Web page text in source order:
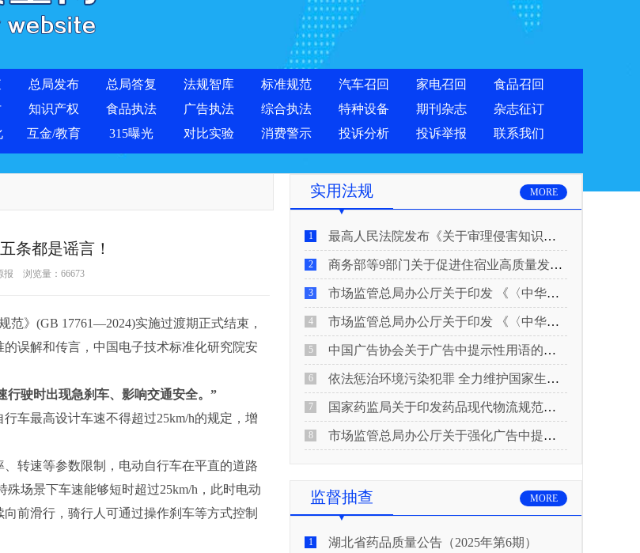
总局发布 总局答复 法规智库 标准规范 汽车召回 家电召回
食品召回
知识产权 食品执法 广告执法 综合执法 特种设备 期刊杂志
杂志征订
互金/教育 315曝光 对比实验 消费警示 投诉分析 投诉举报 联系我们
条都是谣言！
报 浏览量： 66673
》(GB 17761—2024)实施过渡期正式结束，
误解和传言，中国电子技术标准化研究院安
驶时出现急刹车、影响交通安全。”
车最高设计车速不得超过25km/h的规定，增
转速等参数限制，电动自行车在平直的道路
殊场景下车速能够短时超过25km/h，此时电动
前滑行，骑行人可通过操作刹车等方式控制
实用法规 MORE
1 最高人民法院发布《关于审理侵害知识产权民事纠纷案件适用惩罚性赔偿的解释》
2 商务部等9部门关于促进住宿业高质量发展的指导意见
3 市场监管总局办公厅关于印发 《〈中华人民共和国广告法〉适用问题 执法指南（二）》的通知
4 市场监管总局办公厅关于印发 《〈中华人民共和国广告法〉适用问题 执法指南（一）》的通知
5 中国广告协会关于广告中提示性用语的合规风险提示
6 依法惩治环境污染犯罪 全力维护国家生态安全 “两高”公布《关于修改〈最高人民法院、最高人民检察院关于办理环境污染刑事案件适用法律若干问题的解释〉的决定》
7 国家药监局关于印发药品现代物流规范化建设指导意见的通知
8 市场监管总局办公厅关于强化广告中提示性用语监管工作的通知
监督抽查 MORE
1 湖北省药品质量公告（2025年第6期）